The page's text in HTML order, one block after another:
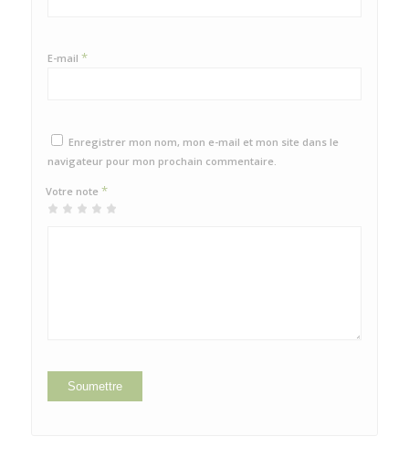
E-mail *
Enregistrer mon nom, mon e-mail et mon site dans le
navigateur pour mon prochain commentaire.
Votre note *